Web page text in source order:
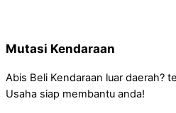
Mutasi Kendaraan
Abis Beli Kendaraan luar daerah?
Usaha siap membantu anda!